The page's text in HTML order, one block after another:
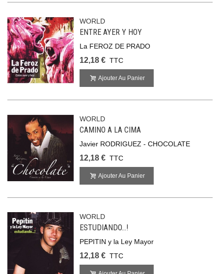
WORLD
ENTRE AYER Y HOY
La FEROZ DE PRADO
12,18 € TTC
Ajouter Au Panier
WORLD
CAMINO A LA CIMA
Javier RODRIGUEZ - CHOCOLATE
12,18 € TTC
Ajouter Au Panier
WORLD
ESTUDIANDO...!
PEPITIN y la Ley Mayor
12,18 € TTC